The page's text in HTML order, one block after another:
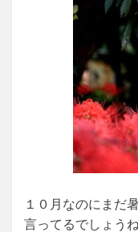
１０月なのにまだ
言ってるでしょうね